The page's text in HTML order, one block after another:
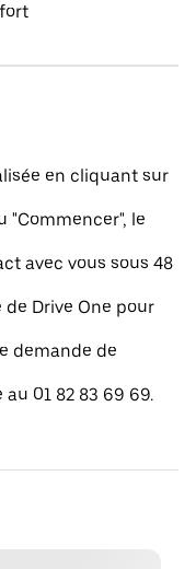
en cliquant sur
"Commencer", le
avec vous sous 48
Drive One pour
demande de
01 82 83 69 69.